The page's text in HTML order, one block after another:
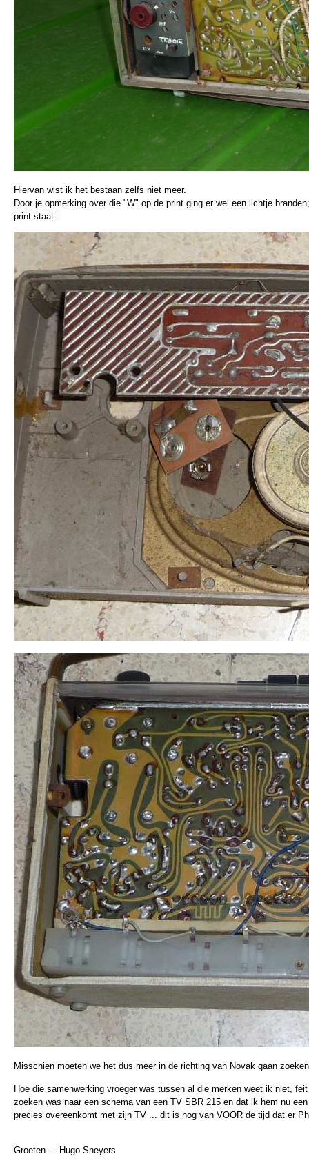
Hiervan wist ik het bestaan zelfs niet meer.
Door je opmerking over die "W" op de print ging er wel een lichtje
print staat:
Misschien moeten we het dus meer in de richting van Novak gaan
Hoe die samenwerking vroeger was tussen al die merken weet ik niet,
zoeken was naar een schema van een TV SBR 215 en dat ik hem nu
precies overeenkomt met zijn TV ... dit is nog van VOOR de tijd dat er
Groeten ... Hugo Sneyers